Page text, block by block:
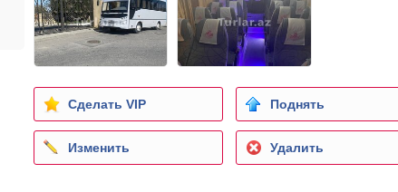
Сделать VIP Поднять
Изменить Удалить